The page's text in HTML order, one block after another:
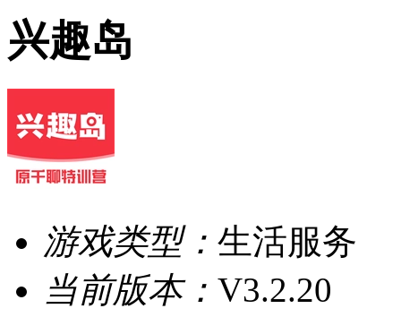
兴趣岛
游戏类型： 生活服务
当前版本： V3.2.20